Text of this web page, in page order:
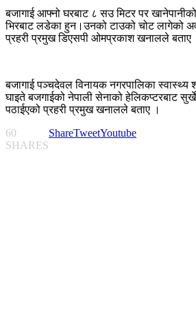
बजागाई आफ्नो घरबाट ८ सउ मिटर पर
भिरबाट लडेका हुन।उनको टाउको चोट लागेको
प्रहरी प्रमुख डिएसपी ओमप्रकाश खनालले बताए
बजागाई पञ्चदेवल विनायक नगरपालिका स्वास्थ्य
घाइते बजगाईको नेपाली सेनाको हेलिकप्टरबाट
पठाईएको प्रहरी प्रमुख खनालले बताए ।
60
SHARES
ShareTweetYoutube